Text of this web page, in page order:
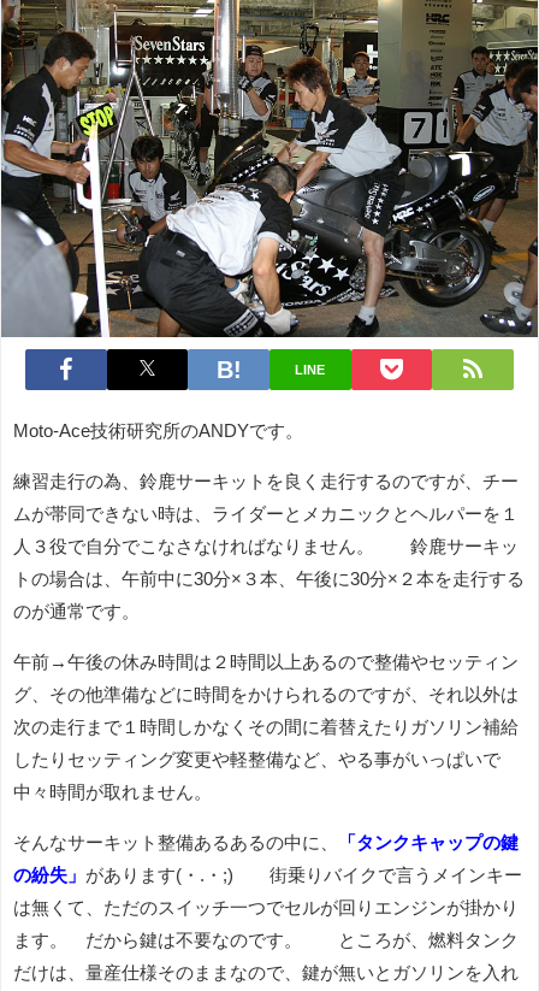
LINE
Moto-Ace技術研究所のANDYです。
練習走行の為、鈴鹿サーキットを良く走行するのですが、チー
ムが帯同できない時は、ライダーとメカニックとヘルパーを１
人３役で自分でこなさなければなりません。 鈴鹿サーキッ
トの場合は、午前中に30分×３本、午後に30分×２本を走行する
のが通常です。
午前→午後の休み時間は２時間以上あるので整備やセッティン
グ、その他準備などに時間をかけられるのですが、それ以外は
次の走行まで１時間しかなくその間に着替えたりガソリン補給
したりセッティング変更や軽整備など、やる事がいっぱいで
中々時間が取れません。
そんなサーキット整備あるあるの中に、
「タンクキャップの鍵
の紛失」 があります(・.・;) 街乗りバイクで言うメインキー
は無くて、ただのスイッチ一つでセルが回りエンジンが掛かり
ます。 だから鍵は不要なのです。 ところが、燃料タンク
だけは、量産仕様そのままなので、鍵が無いとガソリンを入れ